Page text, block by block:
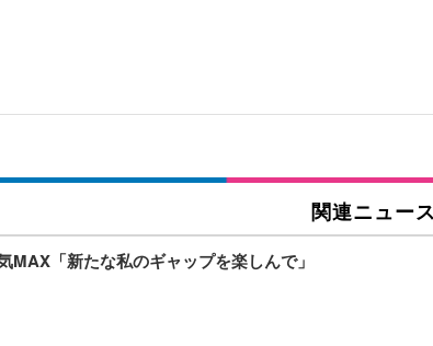
関連ニュース
MAX「新たな私のギャップを楽しんで」